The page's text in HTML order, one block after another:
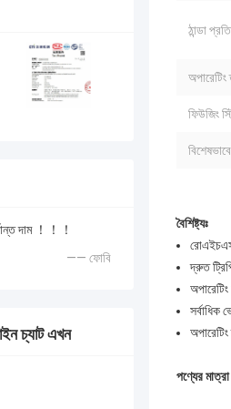
দাম ！！！
—— ফোবি
চ্যাট এখন
ঠান্ডা
অপারেটিং
ফিউজিং
বৈশিষ্ট্যঃ
দ্রুত
পণ্যের মাত্রা